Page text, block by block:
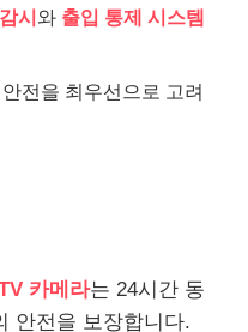
시 와 출입 통제 시스템
전을 최우선으로 고려
카메라는 24시간 동
안전을 보장합니다.